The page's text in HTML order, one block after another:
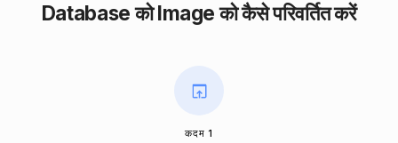
Database को Image को कैसे परिवर्तित करें
कदम 1